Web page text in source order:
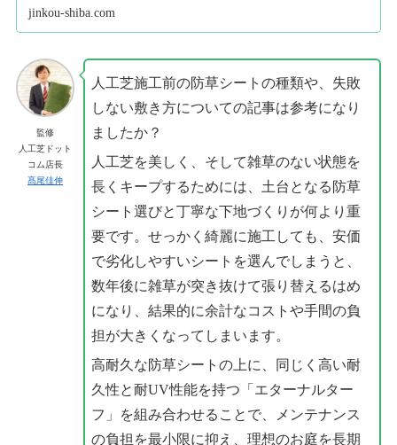
jinkou-shiba.com
監修
人工芝ドット
コム店長
髙尾佳伸
人工芝施工前の防草シートの種類や、失敗
しない敷き方についての記事は参考になり
ましたか？
人工芝を美しく、そして雑草のない状態を
長くキープするためには、土台となる防草
シート選びと丁寧な下地づくりが何より重
要です。せっかく綺麗に施工しても、安価
で劣化しやすいシートを選んでしまうと、
数年後に雑草が突き抜けて張り替えるはめ
になり、結果的に余計なコストや手間の負
担が大きくなってしまいます。
高耐久な防草シートの上に、同じく高い耐
久性と耐UV性能を持つ「エターナルター
フ」を組み合わせることで、メンテナンス
の負担を最小限に抑え、理想のお庭を長期